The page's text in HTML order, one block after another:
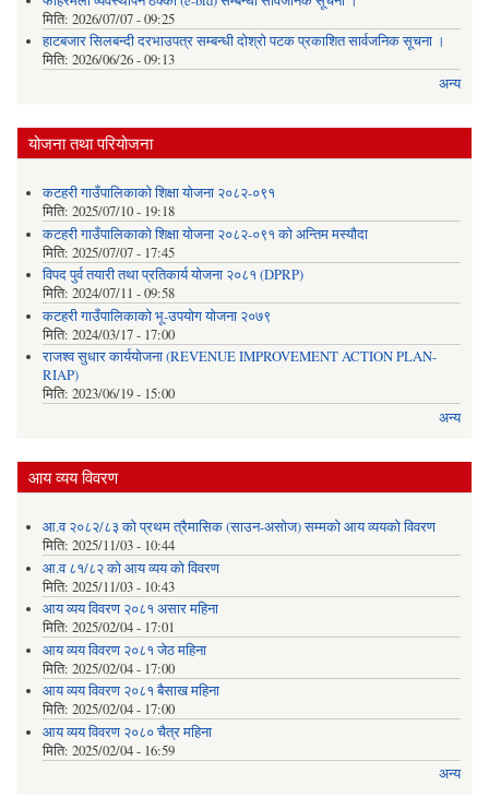
मिति: 2026/07/07 - 09:25
हाटबजार सिलबन्दी दरभाउपत्र सम्बन्धी दोश्रो पटक प्रकाशित सार्वजनिक सूचना ।
मिति: 2026/06/26 - 09:13
अन्य
योजना तथा परियोजना
कटहरी गाउँपालिकाको शिक्षा योजना २०८२-०९१
मिति: 2025/07/10 - 19:18
कटहरी गाउँपालिकाको शिक्षा योजना २०८२-०९१ को अन्तिम मस्यौदा
मिति: 2025/07/07 - 17:45
विपद पुर्व तयारी तथा प्रतिकार्य योजना २०८१ (DPRP)
मिति: 2024/07/11 - 09:58
कटहरी गाउँपालिकाको भू-उपयोग योजना २०७९
मिति: 2024/03/17 - 17:00
राजश्व सुधार कार्ययोजना (REVENUE IMPROVEMENT ACTION PLAN-
RIAP)
मिति: 2023/06/19 - 15:00
अन्य
आय व्यय विवरण
आ.व २०८२/८३ को प्रथम त्रैमासिक (साउन-असोज) सम्मको आय व्ययको विवरण
मिति: 2025/11/03 - 10:44
आ.व ८१/८२ को आय व्यय को विवरण
मिति: 2025/11/03 - 10:43
आय व्यय विवरण २०८१ असार महिना
मिति: 2025/02/04 - 17:01
आय व्यय विवरण २०८१ जेठ महिना
मिति: 2025/02/04 - 17:00
आय व्यय विवरण २०८१ बैसाख महिना
मिति: 2025/02/04 - 17:00
आय व्यय विवरण २०८० चैत्र महिना
मिति: 2025/02/04 - 16:59
अन्य